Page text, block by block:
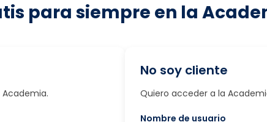
para siempre en la
No soy cliente
Quiero acceder a la
Nombre de usuario